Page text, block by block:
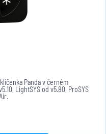
Panda v černém
LightSYS od v5.80, ProSYS